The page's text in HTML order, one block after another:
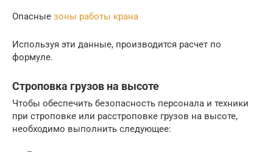
Опасные зоны работы крана
Используя эти данные, производится расчет по
формуле.
Строповка грузов на высоте
Чтобы обеспечить безопасность персонала и техники
при строповке или расстроповке грузов на высоте,
необходимо выполнить следующее: